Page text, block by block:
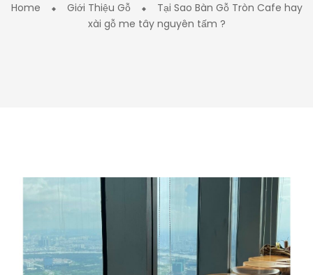
Home Giới Thiệu Gỗ
Tại Sao Bàn Gỗ Tròn Cafe hay
xài gỗ me tây nguyên tấm ?